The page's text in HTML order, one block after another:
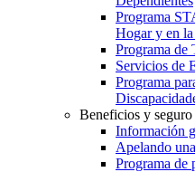
Programa
Hogar y en
Programa de
Servicios de
Programa
Beneficios y
Información
Apelando
Programa de